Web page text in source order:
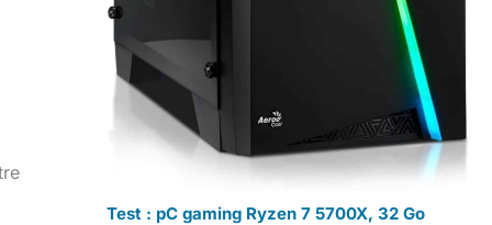
Test : pC gaming Ryzen 7 5700X, 32 Go